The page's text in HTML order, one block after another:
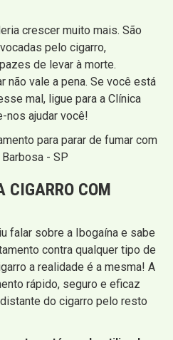
crescer muito mais. São
pelo cigarro,
de levar à morte.
não vale a pena. Se você está
mal, ligue para a Clínica
nos ajudar você!
para parar de fumar com
- SP
CIGARRO COM
falar sobre a Ibogaína e sabe
contra qualquer tipo de
a realidade é a mesma! A
rápido, seguro e eficaz
do cigarro pelo resto